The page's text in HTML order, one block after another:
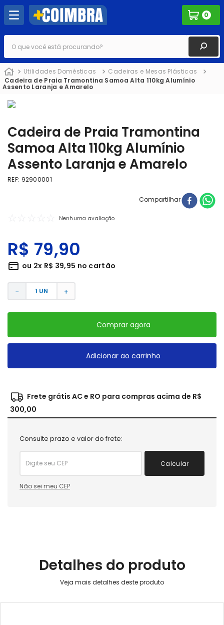
0
O que você está procurando?
Utilidades Domésticas
Cadeiras e Mesas Plásticas
Cadeira de Praia Tramontina Samoa Alta 110kg Alumínio
Assento Laranja e Amarelo
Cadeira de Praia Tramontina
Samoa Alta 110kg Alumínio
Assento Laranja e Amarelo
REF: 92900001
Compartilhar
☆ ☆ ☆ ☆ ☆ Nenhuma avaliação
R$ 79,90
ou 2x R$ 39,95 no cartão
＋
－
Comprar agora
Adicionar ao carrinho
Frete grátis AC e RO para compras acima de R$
300,00
Consulte prazo e valor do frete:
Calcular
Não sei meu CEP
Detalhes do produto